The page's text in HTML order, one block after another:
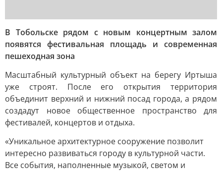
В Тобольске рядом с новым концертным залом
появятся фестивальная площадь и современная
пешеходная зона
Масштабный культурный объект на берегу Иртыша
уже строят. После его открытия территория
объединит верхний и нижний посад города, а рядом
создадут новое общественное пространство для
фестивалей, концертов и отдыха.
«Уникальное архитектурное сооружение позволит
интересно развиваться городу в культурной части.
Все события, наполненные музыкой, светом и